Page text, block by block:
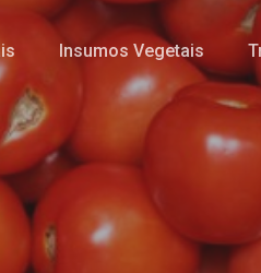
Insumos Vegetais